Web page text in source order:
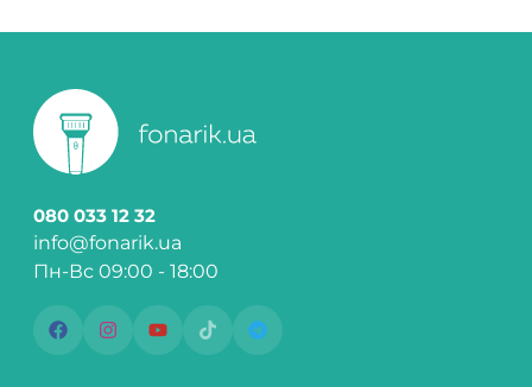
080 033 12 32
info@fonarik.ua
Пн-Вс 09:00 - 18:00